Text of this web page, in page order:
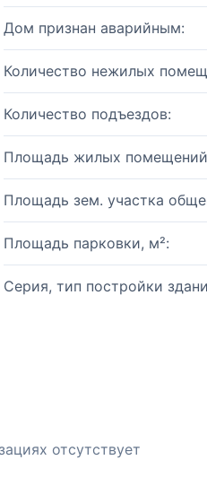
Дом признан аварийным:
Количество нежилых
Количество подъездов:
Площадь жилых
Площадь зем. участка
Площадь парковки, м²:
Серия, тип постройки
отсутствует